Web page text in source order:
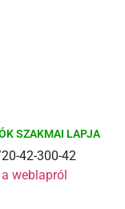
SZAKMAI LAPJA
42-300-42
weblapról